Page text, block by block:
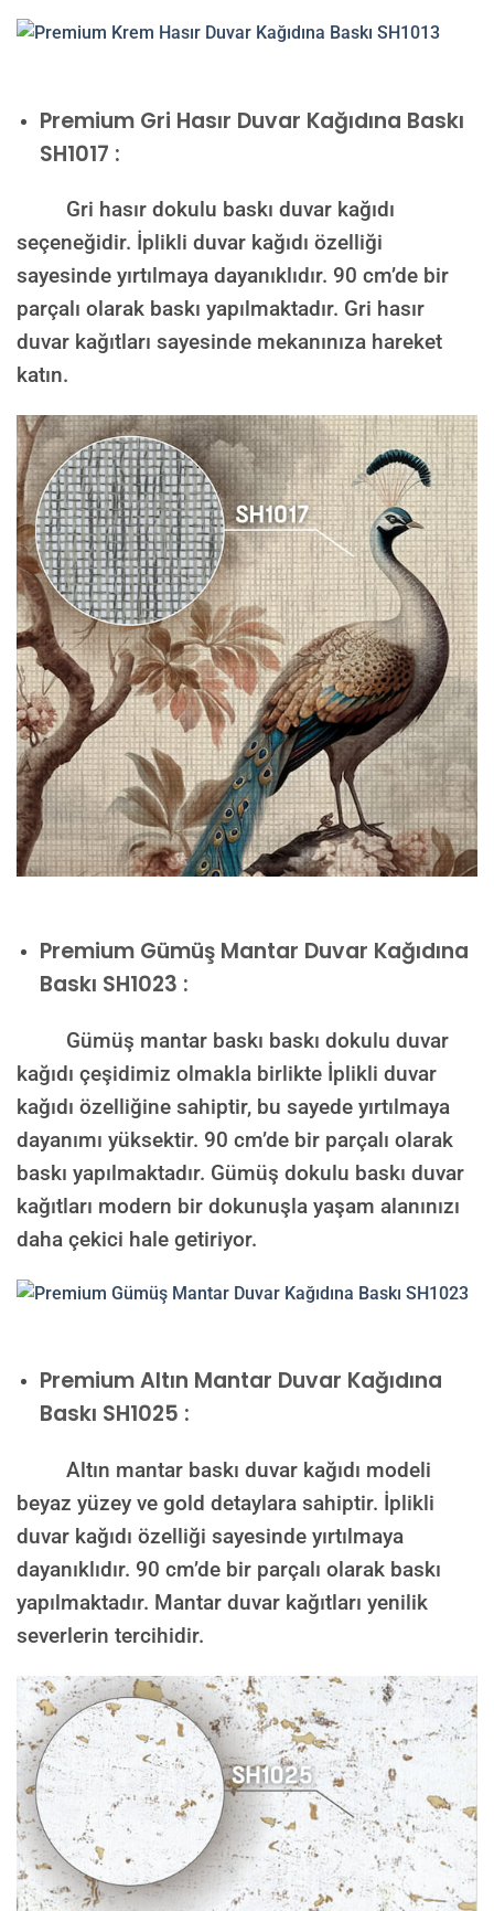
Premium Gri Hasır Duvar Kağıdına Baskı
SH1017 :
Gri hasır dokulu baskı duvar kağıdı
seçeneğidir. İplikli duvar kağıdı özelliği
sayesinde yırtılmaya dayanıklıdır. 90 cm’de bir
parçalı olarak baskı yapılmaktadır. Gri hasır
duvar kağıtları sayesinde mekanınıza hareket
katın.
Premium Gümüş Mantar Duvar Kağıdına
Baskı SH1023 :
Gümüş mantar baskı baskı dokulu duvar
kağıdı çeşidimiz olmakla birlikte İplikli duvar
kağıdı özelliğine sahiptir, bu sayede yırtılmaya
dayanımı yüksektir. 90 cm’de bir parçalı olarak
baskı yapılmaktadır. Gümüş dokulu baskı duvar
kağıtları modern bir dokunuşla yaşam alanınızı
daha çekici hale getiriyor.
PremiumAltın Mantar Duvar Kağıdına
Baskı SH1025 :
Altın mantar baskı duvar kağıdı modeli
beyaz yüzey ve gold detaylara sahiptir. İplikli
duvar kağıdı özelliği sayesinde yırtılmaya
dayanıklıdır. 90 cm’de bir parçalı olarak baskı
yapılmaktadır. Mantar duvar kağıtları yenilik
severlerin tercihidir.